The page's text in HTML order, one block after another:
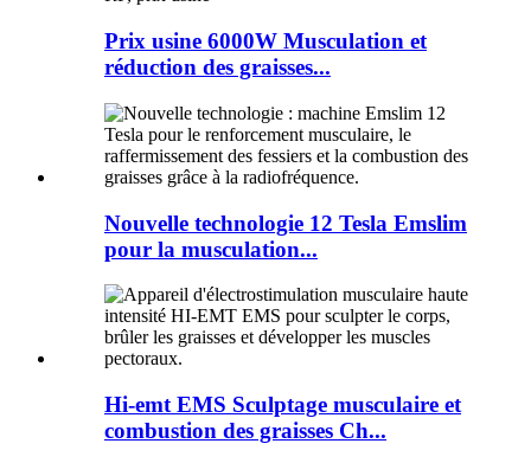
Prix ​​usine 6000W Musculation et
réduction des graisses...
Nouvelle technologie 12 Tesla Emslim
pour la musculation...
Hi-emt EMS Sculptage musculaire et
combustion des graisses Ch...